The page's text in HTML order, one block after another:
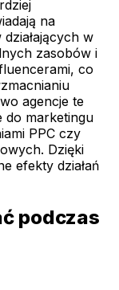
na
w
zasobów i
co
agencje te
do marketingu
PPC czy
Dzięki
efekty działań
podczas